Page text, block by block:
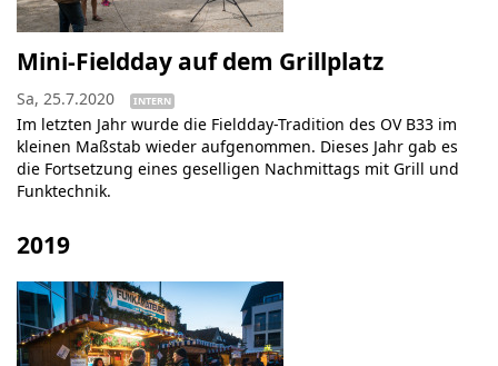
Mini-Fieldday auf dem Grillplatz
Sa, 25.7.2020 INTERN
Im letzten Jahr wurde die Fieldday-Tradition des OV B33 im
kleinen Maßstab wieder aufgenommen. Dieses Jahr gab es
die Fortsetzung eines geselligen Nachmittags mit Grill und
Funktechnik.
2019